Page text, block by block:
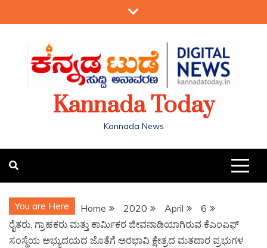
Kannada Today
Kannada News
You are Here Home 2020 April
6
ರೈತರು, ಗ್ರಾಹಕರು ಮತ್ತು ಕಾರ್ಮಿಕರ ಜೀವನಾಡಿಯಾಗಿರುವ ಕೆಎಂಎಫ್
ಸಂಸ್ಥೆಯ ಅಭ್ಯುದಯದ ಜೊತೆಗೆ ಅರಭಾವಿ ಕ್ಷೇತ್ರದ ಮತದಾರ ಪ್ರಭುಗಳ